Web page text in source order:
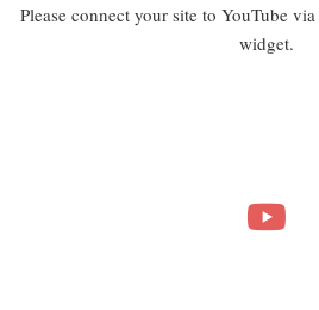
Please connect your site to YouTube via
widget.